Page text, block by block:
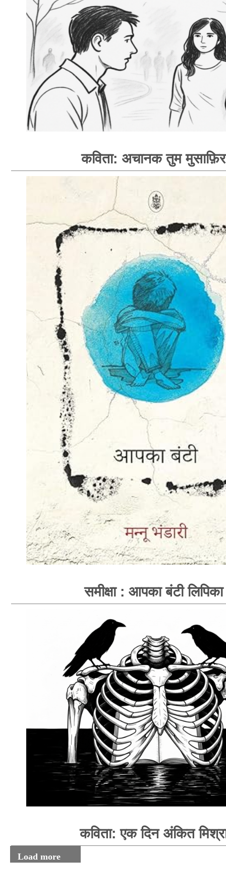
कविता: अचानक तुम मुसाफ़िर
समीक्षा : आपका बंटी लिपिका
कविता: एक दिन अंकित
Load more